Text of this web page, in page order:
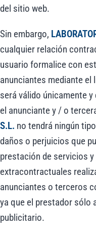
del sitio web.
Sin embargo,
cualquier relación
usuario formalice con
anunciantes mediante
será válido únicamente
el anunciante y / o
S.L. no tendrá ningún
daños o perjuicios que
prestación de servicios
extracontractuales
anunciantes o terceros
ya que el prestador sólo
publicitario.